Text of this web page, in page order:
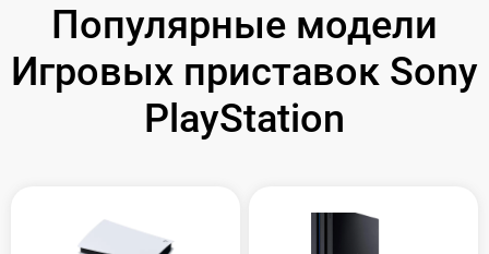
Популярные модели
Игровых приставок Sony
PlayStation